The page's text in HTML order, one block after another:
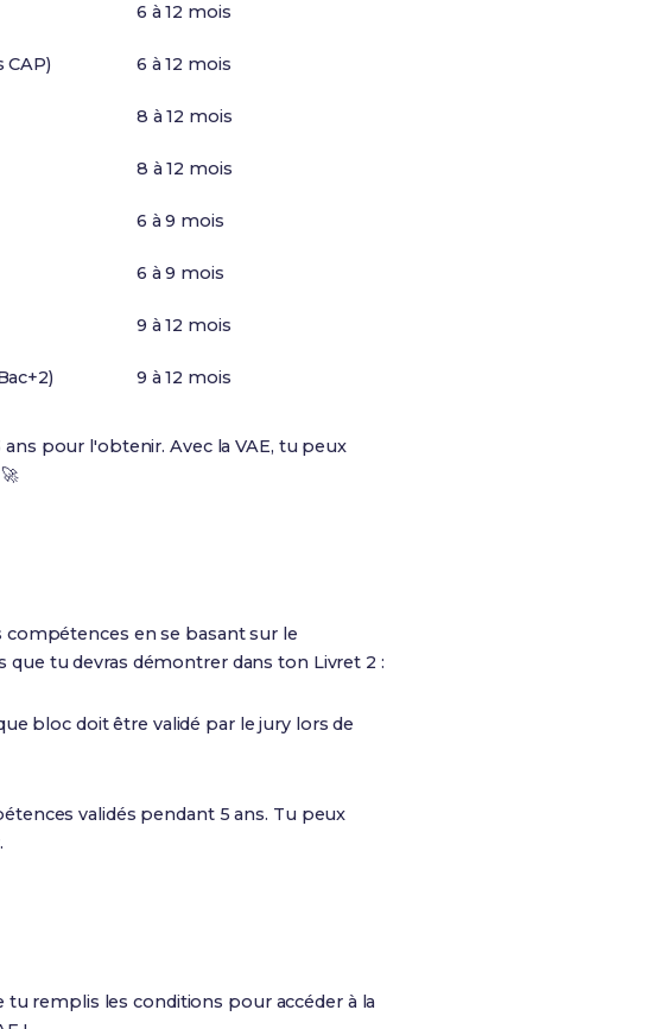
6 à 12 mois
CAP) 6 à 12 mois
8 à 12 mois
8 à 12 mois
6 à 9 mois
6 à 9 mois
9 à 12 mois
9 à 12 mois
pour l'obtenir. Avec la VAE, tu peux
compétences en se basant sur le
que tu devras démontrer dans ton Livret 2 :
bloc doit être validé par le jury lors de
validés pendant 5 ans. Tu peux
remplis les conditions pour accéder à la